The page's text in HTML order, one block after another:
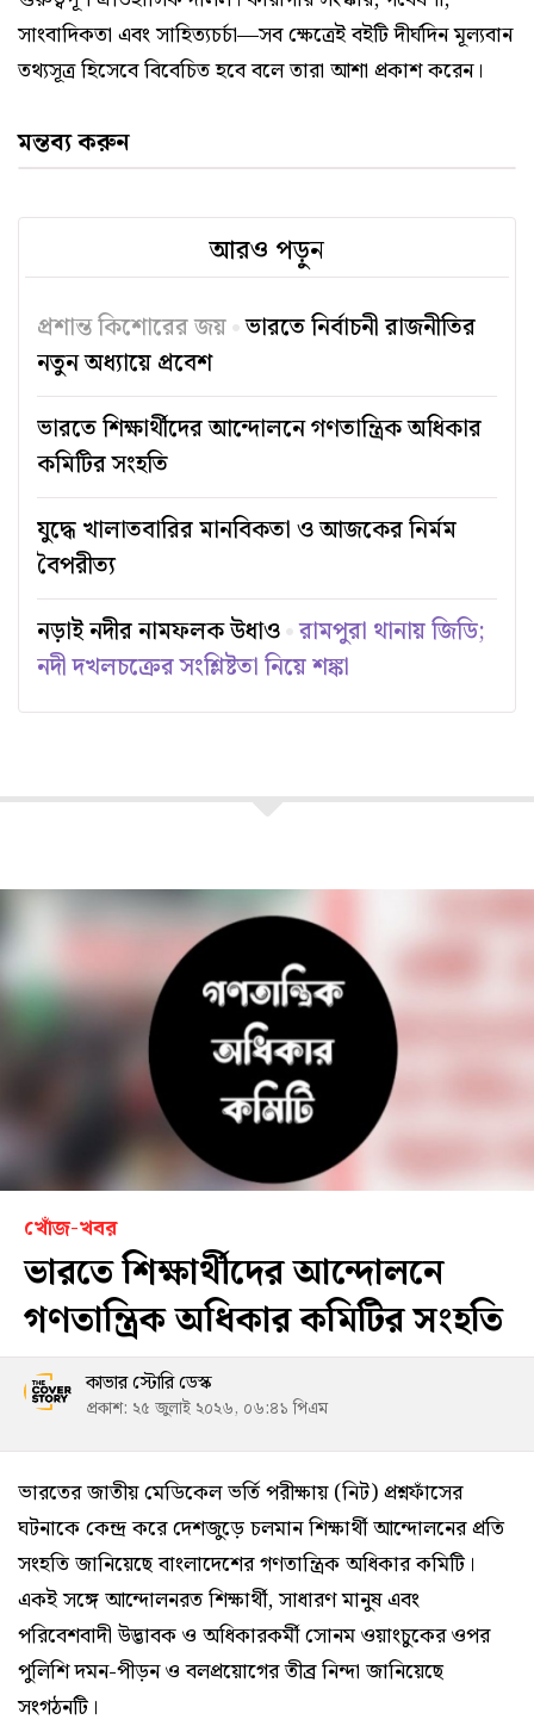
সাংবাদিকতা এবং সাহিত্যচর্চা—সব ক্ষেত্রেই বইটি দীর্ঘদিন মূল্যবান
তথ্যসূত্র হিসেবে বিবেচিত হবে বলে তারা আশা প্রকাশ করেন।
মন্তব্য করুন
আরও পড়ুন
প্রশান্ত কিশোরের জয় ভারতে নির্বাচনী রাজনীতির
নতুন অধ্যায়ে প্রবেশ
ভারতে শিক্ষার্থীদের আন্দোলনে গণতান্ত্রিক অধিকার
কমিটির সংহতি
যুদ্ধে খালাতবারির মানবিকতা ও আজকের নির্মম
বৈপরীত্য
নড়াই নদীর নামফলক উধাও রামপুরা থানায় জিডি;
নদী দখলচক্রের সংশ্লিষ্টতা নিয়ে শঙ্কা
খোঁজ-খবর
ভারতে শিক্ষার্থীদের আন্দোলনে
গণতান্ত্রিক অধিকার কমিটির সংহতি
কাভার স্টোরি ডেস্ক
প্রকাশ: ২৫ জুলাই ২০২৬, ০৬:৪১ পিএম
ভারতের জাতীয় মেডিকেল ভর্তি পরীক্ষায় (নিট) প্রশ্নফাঁসের
ঘটনাকে কেন্দ্র করে দেশজুড়ে চলমান শিক্ষার্থী আন্দোলনের প্রতি
সংহতি জানিয়েছে বাংলাদেশের গণতান্ত্রিক অধিকার কমিটি।
একই সঙ্গে আন্দোলনরত শিক্ষার্থী, সাধারণ মানুষ এবং
পরিবেশবাদী উদ্ভাবক ও অধিকারকর্মী সোনম ওয়াংচুকের ওপর
পুলিশি দমন-পীড়ন ও বলপ্রয়োগের তীব্র নিন্দা জানিয়েছে
সংগঠনটি।